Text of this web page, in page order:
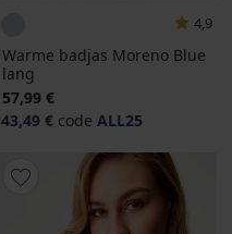
4,9
Warme badjas Moreno Blue
lang
57,99 €
43,49 € code ALL25